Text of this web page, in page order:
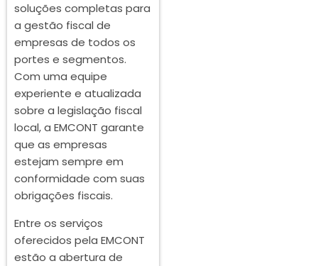
soluções completas para
a gestão fiscal de
empresas de todos os
portes e segmentos.
Com uma equipe
experiente e atualizada
sobre a legislação fiscal
local, a EMCONT garante
que as empresas
estejam sempre em
conformidade com suas
obrigações fiscais.
Entre os serviços
oferecidos pela EMCONT
estão a abertura de